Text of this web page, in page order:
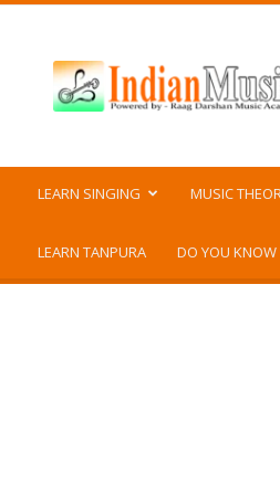
Music
ART
LEARN SINGING MUSIC
LEARN TANPURA DO YOU KNOW